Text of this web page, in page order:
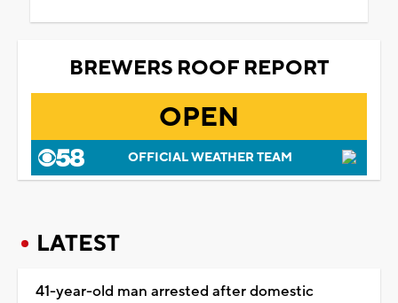
BREWERS ROOF REPORT
OPEN
OFFICIAL WEATHER TEAM
LATEST
41-year-old man arrested after domestic